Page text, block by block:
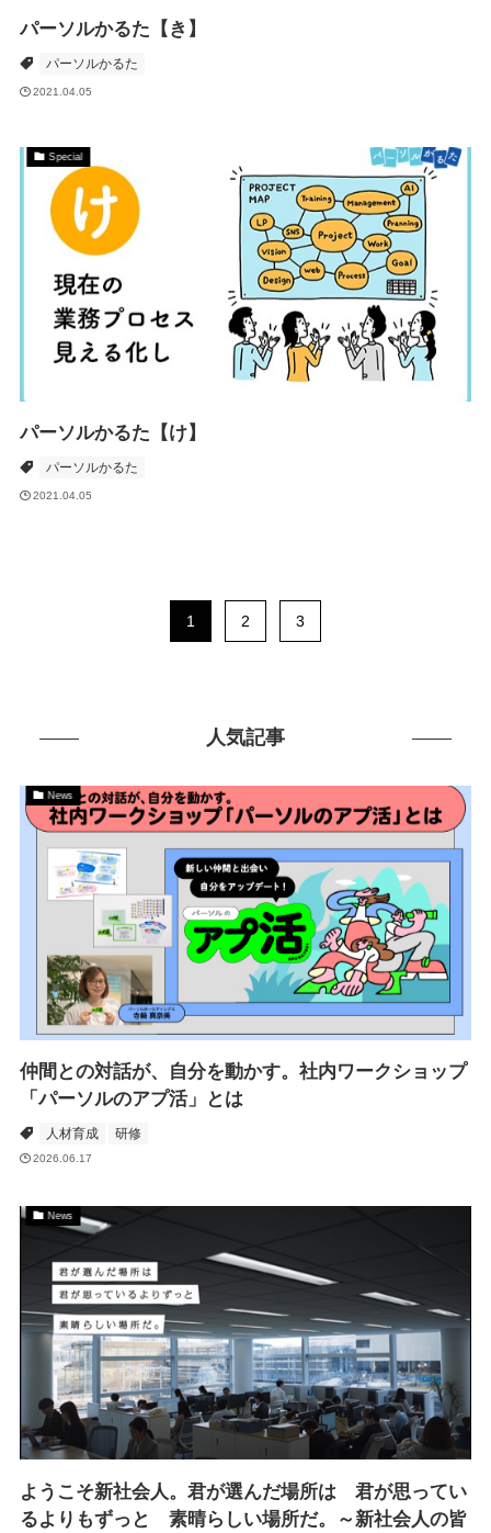
パーソルかるた【き】
パーソルかるた
2021.04.05
Special
パーソルかるた【け】
パーソルかるた
2021.04.05
1 2 3
人気記事
News
仲間との対話が、自分を動かす。社内ワークショップ
「パーソルのアプ活」とは
人材育成 研修
2026.06.17
News
ようこそ新社会人。君が選んだ場所は 君が思ってい
るよりもずっと 素晴らしい場所だ。～新社会人の皆